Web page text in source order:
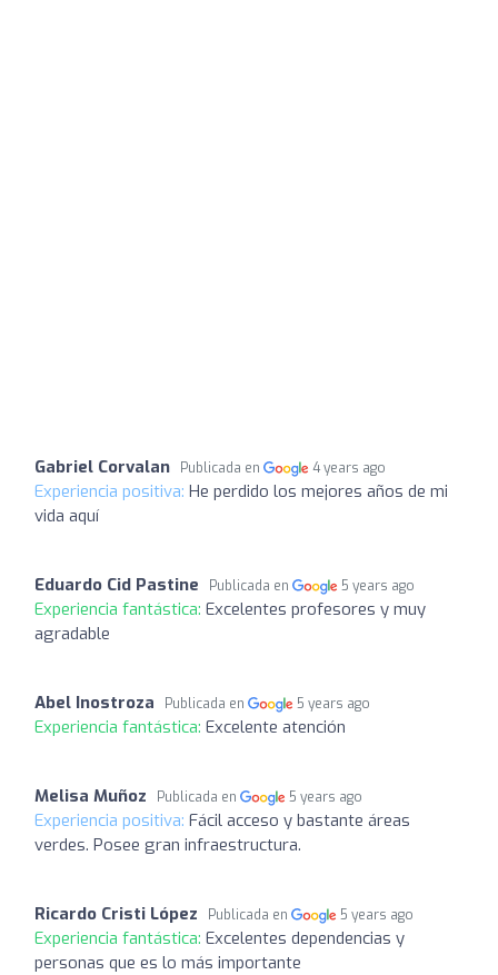
Gabriel Corvalan Publicada en 4 years ago
Experiencia positiva: He perdido los mejores años de mi
vida aquí
Eduardo Cid Pastine Publicada en 5 years ago
Experiencia fantástica: Excelentes profesores y muy
agradable
Abel Inostroza Publicada en 5 years ago
Experiencia fantástica: Excelente atención
Melisa Muñoz Publicada en 5 years ago
Experiencia positiva: Fácil acceso y bastante áreas
verdes. Posee gran infraestructura.
Ricardo Cristi López Publicada en 5 years ago
Experiencia fantástica: Excelentes dependencias y
personas que es lo más importante